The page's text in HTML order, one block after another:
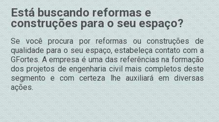
Está buscando reformas e
construções para o seu espaço?
Se você procura por reformas ou construções de
qualidade para o seu espaço, estabeleça contato com a
GFortes. A empresa é uma das referências na formação
dos projetos de engenharia civil mais completos deste
segmento e com certeza lhe auxiliará em diversas
ações.